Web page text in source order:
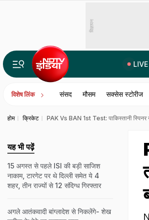
विज्ञापन
LIVE
विशेष लिंक संसद मौसम सक्सेस स्टोरीज
होम क्रिकेट PAK Vs BAN 1st Test: पाकिस्तानी स्पिनर ने
यह भी पढ़ें
15 अगस्त से पहले ISI की बड़ी साजिश
नाकाम, टारगेट पर थे द‍िल्‍ली समेत ये 4
शहर, तीन राज्‍यों से 12 संद‍िग्‍ध ग‍िरफ्तार
अगले आतंकवादी बांग्लादेश से निकलेंगे- शेख